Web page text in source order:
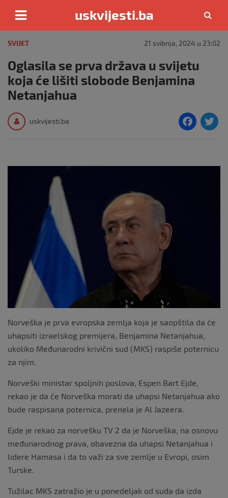
content
uskvijesti.ba
SVIJET 21 svibnja, 2024 u 23:02
Oglasila se prva država u svijetu
koja će lišiti slobode Benjamina
Netanjahua
uskvijesti.ba
F
e
Norveška je prva evropska zemlja koja je saopštila da će
uhapsiti izraelskog premijera, Benjamina Netanjahua,
ukoliko Međunarodni krivični sud (MKS) raspiše poternicu
za njim.
Norveški ministar spoljnih poslova, Espen Bart Ejde,
rekao je da će Norveška morati da uhapsi Netanjahua ako
bude raspisana poternica, prenela je Al Jazeera.
Ejde je rekao za norvešku TV 2 da je Norveška, na osnovu
međunarodnog prava, obavezna da uhapsi Netanjahua i
lidere Hamasa i da to važi za sve zemlje u Evropi, osim
Turske.
Tužilac MKS zatražio je u ponedeljak od suda da izda